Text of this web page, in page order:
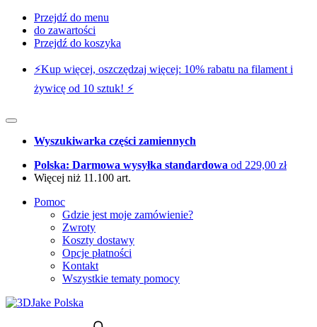
Przejdź do menu
do zawartości
Przejdź do koszyka
⚡️Kup więcej, oszczędzaj więcej: 10% rabatu na filament i
żywicę od 10 sztuk! ⚡️
Wyszukiwarka części zamiennych
Polska: Darmowa wysyłka standardowa od 229,00 zł
Więcej niż 11.100 art.
Pomoc
Gdzie jest moje zamówienie?
Zwroty
Koszty dostawy
Opcje płatności
Kontakt
Wszystkie tematy pomocy